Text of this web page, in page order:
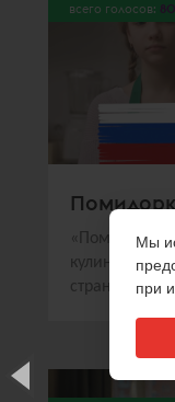
всего голосов: 80
кулинарное
стран
Мы
при